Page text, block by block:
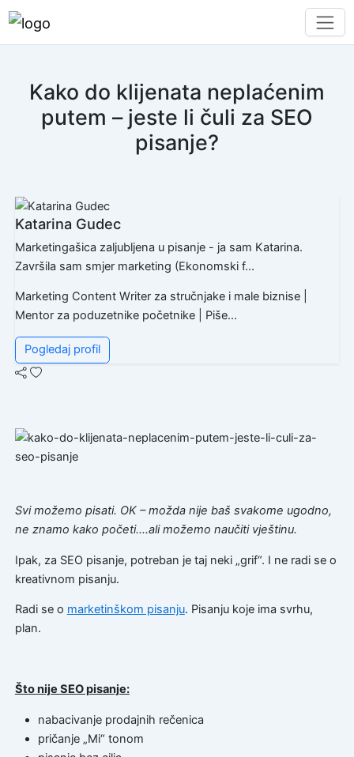
Kako do klijenata neplaćenim
putem – jeste li čuli za SEO
pisanje?
Katarina Gudec
Marketingašica zaljubljena u pisanje - ja sam Katarina.
Završila sam smjer marketing (Ekonomski f...
Marketing Content Writer za stručnjake i male biznise |
Mentor za poduzetnike početnike | Piše...
Pogledaj profil
Svi možemo pisati. OK – možda nije baš svakome ugodno,
ne znamo kako početi….ali možemo naučiti vještinu.
Ipak, za SEO pisanje, potreban je taj neki „grif“. I ne radi se o
kreativnom pisanju.
Radi se o marketinškom pisanju. Pisanju koje ima svrhu,
plan.
Što nije SEO pisanje:
nabacivanje prodajnih rečenica
pričanje „Mi“ tonom